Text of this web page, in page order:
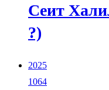
Сеит
?)
2025
1064